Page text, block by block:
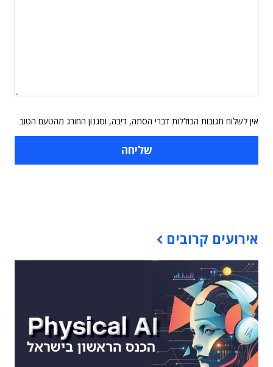
אין לשלוח תגובות הכוללות דברי הסתה, דיבה, וסגנון החורג מהטעם הטוב
אירועים קרובים